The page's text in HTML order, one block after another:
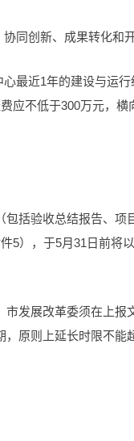
同创新、成果转化和
最近1年的建设与运
应不低于300万元，横
括验收总结报告、项
5），于5月31日前将
发展改革委须在上报
原则上延长时限不能